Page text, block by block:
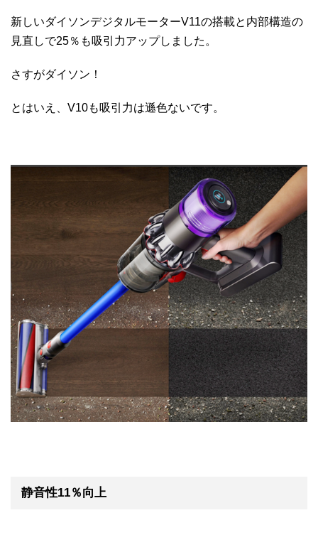
新しいダイソンデジタルモーターV11の搭載と内部構造の
見直しで25％も吸引力アップしました。
さすがダイソン！
とはいえ、V10も吸引力は遜色ないです。
静音性11％向上